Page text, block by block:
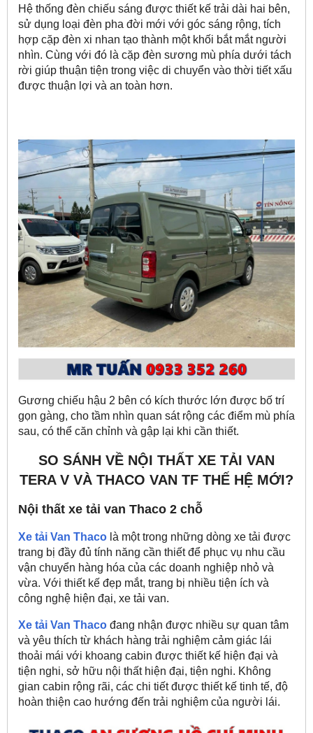
Hệ thống đèn chiếu sáng được thiết kế trải dài hai bên,
sử dụng loại đèn pha đời mới với góc sáng rộng, tích
hợp cặp đèn xi nhan tạo thành một khối bắt mắt người
nhìn. Cùng với đó là cặp đèn sương mù phía dưới tách
rời giúp thuận tiện trong việc di chuyển vào thời tiết xấu
được thuận lợi và an toàn hơn.
Gương chiếu hậu 2 bên có kích thước lớn được bố trí
gọn gàng, cho tầm nhìn quan sát rộng các điểm mù phía
sau, có thể căn chỉnh và gập lại khi cần thiết.
SO SÁNH VỀ NỘI THẤT XE TẢI VAN
TERA V VÀ THACO VAN TF THẾ HỆ MỚI?
Nội thất xe tải van Thaco 2 chỗ
Xe tải Van Thaco là một trong những dòng xe tải được
trang bị đầy đủ tính năng cần thiết để phục vụ nhu cầu
vận chuyển hàng hóa của các doanh nghiệp nhỏ và
vừa. Với thiết kế đẹp mắt, trang bị nhiều tiện ích và
công nghệ hiện đại, xe tải van.
Xe tải Van Thaco đang nhận được nhiều sự quan tâm
và yêu thích từ khách hàng trải nghiệm cảm giác lái
thoải mái với khoang cabin được thiết kế hiện đại và
tiện nghi, sở hữu nội thất hiện đại, tiện nghi. Không
gian cabin rộng rãi, các chi tiết được thiết kế tinh tế, độ
hoàn thiện cao hướng đến trải nghiệm của người lái.